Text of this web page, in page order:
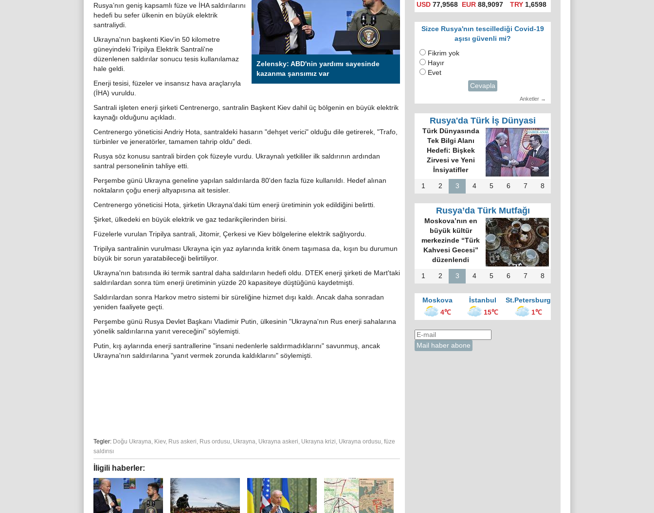
Zelensky: ABD'nin yardımı sayesinde
kazanma şansımız var
Rusya’nın geniş kapsamlı füze ve İHA saldırılarını
hedefi bu sefer ülkenin en büyük elektrik
santraliydi.
Ukrayna'nın başkenti Kiev'in 50 kilometre
güneyindeki Tripilya Elektrik Santrali'ne
düzenlenen saldırılar sonucu tesis kullanılamaz
hale geldi.
Enerji tesisi, füzeler ve insansız hava araçlarıyla
(İHA) vuruldu.
Santrali işleten enerji şirketi Centrenergo, santralin Başkent Kiev dahil üç bölgenin en büyük elektrik
kaynağı olduğunu açıkladı.
Centrenergo yöneticisi Andriy Hota, santraldeki hasarın "dehşet verici" olduğu dile getirerek, "Trafo,
türbinler ve jeneratörler, tamamen tahrip oldu" dedi.
Rusya söz konusu santrali birden çok füzeyle vurdu. Ukraynalı yetkililer ilk saldırının ardından
santral personelinin tahliye etti.
Perşembe günü Ukrayna geneline yapılan saldırılarda 80'den fazla füze kullanıldı. Hedef alınan
noktaların çoğu enerji altyapısına ait tesisler.
Centrenergo yöneticisi Hota, şirketin Ukrayna'daki tüm enerji üretiminin yok edildiğini belirtti.
Şirket, ülkedeki en büyük elektrik ve gaz tedarikçilerinden birisi.
Füzelerle vurulan Tripilya santrali, Jitomir, Çerkesi ve Kiev bölgelerine elektrik sağlıyordu.
Tripilya santralinin vurulması Ukrayna için yaz aylarında kritik önem taşımasa da, kışın bu durumun
büyük bir sorun yaratabileceği belirtiliyor.
Ukrayna'nın batısında iki termik santral daha saldırıların hedefi oldu. DTEK enerji şirketi de Mart'taki
saldırılardan sonra tüm enerji üretiminin yüzde 20 kapasiteye düştüğünü kaydetmişti.
Saldırılardan sonra Harkov metro sistemi bir süreliğine hizmet dışı kaldı. Ancak daha sonradan
yeniden faaliyete geçti.
Perşembe günü Rusya Devlet Başkanı Vladimir Putin, ülkesinin "Ukrayna'nın Rus enerji sahalarına
yönelik saldırılarına yanıt vereceğini" söylemişti.
Putin, kış aylarında enerji santrallerine "insani nedenlerle saldırmadıklarını" savunmuş, ancak
Ukrayna'nın saldırılarına "yanıt vermek zorunda kaldıklarını" söylemişti.
Tegler: Doğu Ukrayna, Kiev, Rus askeri, Rus ordusu, Ukrayna, Ukrayna askeri, Ukrayna krizi, Ukrayna ordusu, füze
saldırısı
İligili haberler:
USD 77,9568 EUR 88,9097 TRY1,6598
Sizce Rusya'nın tescillediği Covid-19
aşısı güvenli mi?
Fikrim yok
Hayır
Evet
Cevapla
Anketler →
Rusya'da Türk İş Dünyasi
Türk Dünyasında
Tek Bilgi Alanı
Hedefi: Bişkek
Zirvesi ve Yeni
İnsiyatifler
1 2 3 4 5 6 7 8
Rusya’da Türk Mutfağı
Moskova’nın en
büyük kültür
merkezinde “Türk
Kahvesi Gecesi”
düzenlendi
1 2 3 4 5 6 7 8
Moskova İstanbul
St.Petersburg
4℃
15℃ 1℃